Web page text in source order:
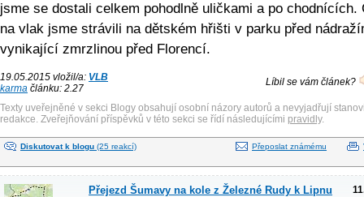
jsme se dostali celkem pohodlně uličkami a po chodnících.
na vlak jsme strávili na dětském hřišti v parku před
vynikající zmrzlinou před Florencí.
19.05.2015 vložil/a: VLB
karma článku: 2.27
Líbil se vám článek?
Texty uveřejněné v sekci Blogy obsahují osobní názory autorů a nevyjadřují
redakce. Zveřejňování příspěvků v této sekci se řídí následujícími pravidly.
Diskutovat k blogu (25 reakcí) Přeposlat známému
Přejezd Šumavy na kole z Železné Rudy k Lipnu